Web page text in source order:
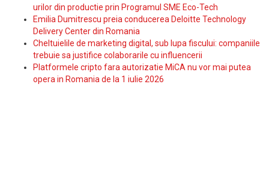
urilor din productie prin Programul SME Eco-Tech
Emilia Dumitrescu preia conducerea Deloitte Technology
Delivery Center din Romania
Cheltuielile de marketing digital, sub lupa fiscului: companiile
trebuie sa justifice colaborarile cu influencerii
Platformele cripto fara autorizatie MiCA nu vor mai putea
opera in Romania de la 1 iulie 2026